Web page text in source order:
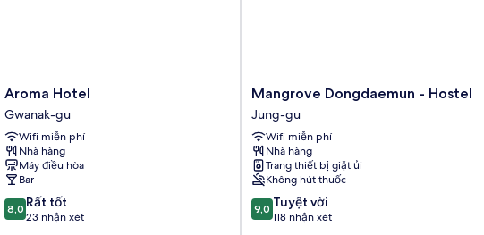
Aroma
Hotel
Gwanak-
gu
Aroma Hotel
Gwanak-gu
Wifi miễn phí
Nhà hàng
Máy điều hòa
Bar
8.0
trên
8,0 Rất tốt
23 nhận xét
Mangrove
Dongdaemun
-
Hostel
Jung-
gu
Mangrove Dongdaemun - Hostel
Jung-gu
Wifi miễn phí
Nhà hàng
Trang thiết bị giặt ủi
Không hút thuốc
9.0
trên
9,0 Tuyệt vời
118 nhận xét